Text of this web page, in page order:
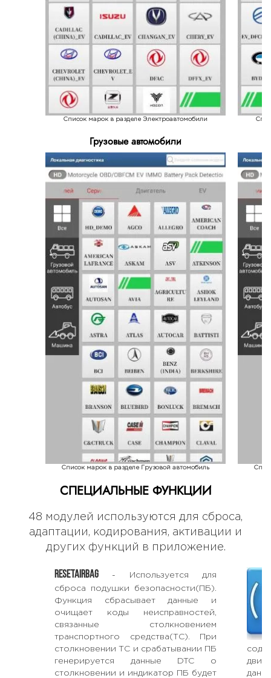
Список марок в разделе Электроавтомобили
Грузовые автомобили
Список марок в разделе Грузовой автомобиль
СПЕЦИАЛЬНЫЕ ФУНКЦИИ
48 модулей используются для сброса,
адаптации, кодирования, активации и
других функций в приложение.
RESETAIRBAG - Используется для
сброса подушки безопасности(ПБ).
Функция сбрасывает данные и
очищает коды неисправностей,
связанные столкновением
транспортного средства(ТС). При
столкновении ТС и срабатывании ПБ
генерируется данные DTC о
столкновении и индикатор ПБ будет